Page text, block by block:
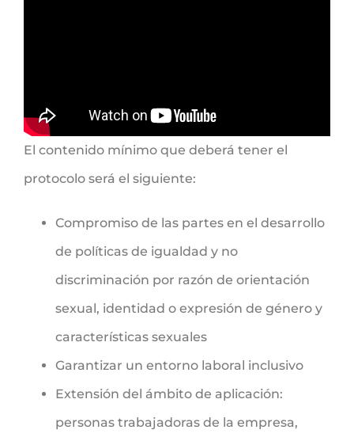
El contenido mínimo que deberá tener el
protocolo será el siguiente:
Compromiso de las partes en el desarrollo
de políticas de igualdad y no
discriminación por razón de orientación
sexual, identidad o expresión de género y
características sexuales
Garantizar un entorno laboral inclusivo
Extensión del ámbito de aplicación:
personas trabajadoras de la empresa,